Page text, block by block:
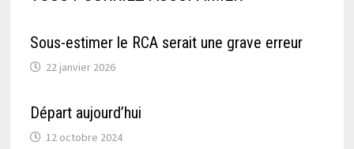
Sous-estimer le RCA serait une grave erreur
22 janvier 2026
Départ aujourd’hui
12 octobre 2024